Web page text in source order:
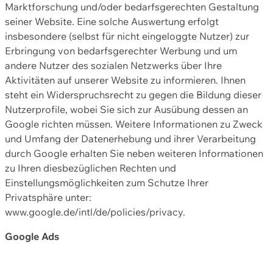
Marktforschung und/oder bedarfsgerechten Gestaltung
seiner Website. Eine solche Auswertung erfolgt
insbesondere (selbst für nicht eingeloggte Nutzer) zur
Erbringung von bedarfsgerechter Werbung und um
andere Nutzer des sozialen Netzwerks über Ihre
Aktivitäten auf unserer Website zu informieren. Ihnen
steht ein Widerspruchsrecht zu gegen die Bildung dieser
Nutzerprofile, wobei Sie sich zur Ausübung dessen an
Google richten müssen. Weitere Informationen zu Zweck
und Umfang der Datenerhebung und ihrer Verarbeitung
durch Google erhalten Sie neben weiteren Informationen
zu Ihren diesbezüglichen Rechten und
Einstellungsmöglichkeiten zum Schutze Ihrer
Privatsphäre unter:
www.google.de/intl/de/policies/privacy.
Google Ads